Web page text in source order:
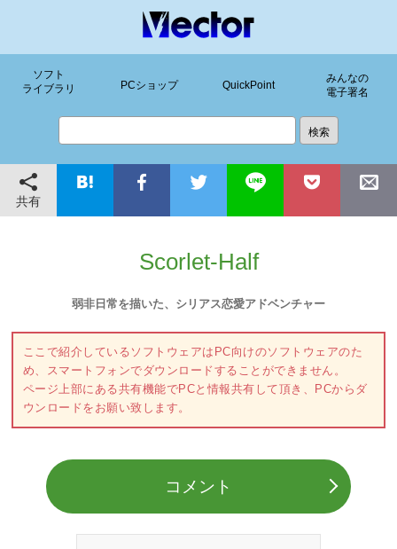
ソフト
ライブラリ
PCショップ QuickPoint
みんなの
電子署名
共有
Scorlet-Half
弱非日常を描いた、シリアス恋愛アドベンチャー
ここで紹介しているソフトウェアはPC向けのソフトウェアのた
め、スマートフォンでダウンロードすることができません。
ページ上部にある共有機能でPCと情報共有して頂き、PCからダ
ウンロードをお願い致します。
コメント